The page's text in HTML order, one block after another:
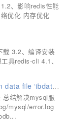
、影响redis性能
优化 内存优化
载 3.2、编译安装
具redis-cli 4.1、
解决mysql服务启动失败:The innodb_system data file ‘ibdata1‘ must be writable问题
总结解决mysql服
mysql/error.log